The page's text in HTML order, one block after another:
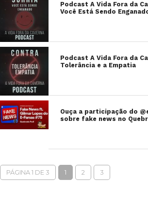
Podcast A Vida Fora da
Você Está Sendo
Podcast A Vida Fora da
Tolerância e a Empatia
Ouça a participação do
sobre fake news no
PÁGINA 1 DE 3 1 2 3